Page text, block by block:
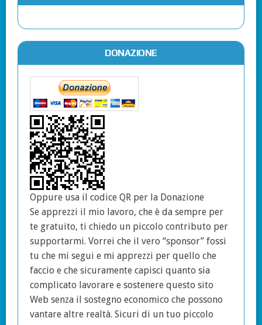
DONAZIONE
Oppure usa il codice QR per la Donazione
Se apprezzi il mio lavoro, che è da sempre per
te gratuito, ti chiedo un piccolo contributo per
supportarmi. Vorrei che il vero “sponsor” fossi
tu che mi segui e mi apprezzi per quello che
faccio e che sicuramente capisci quanto sia
complicato lavorare e sostenere questo sito
Web senza il sostegno economico che possono
vantare altre realtà. Sicuri di un tuo piccolo